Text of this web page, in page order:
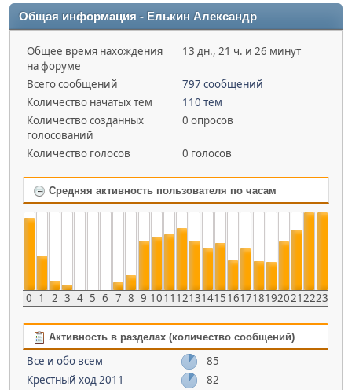
Общая информация - Елькин Александр
Общее время нахождения
на форуме
13 дн., 21 ч. и 26 минут
Всего сообщений
797 сообщений
Количество начатых тем
110 тем
Количество созданных
голосований
0 опросов
Количество голосов 0 голосов
Средняя активность пользователя по часам
0 1 2 3 4 5 6 7 8 9 1011 121314151617181920212223
Активность в разделах (количество сообщений)
Все и обо всем
85
Крестный ход 2011
82